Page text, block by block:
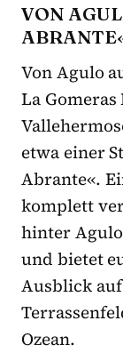
VON
Von Agulo
La
etwa einer
Abrante«.
komplett
hinter
und bietet
Ausblick
Ozean.